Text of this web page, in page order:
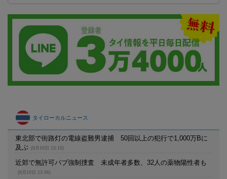
タイローカルニュース
東北部で街路灯の電線盗難男逮捕 50回以上の犯行で1,000万Bに
及ぶ
(8月10日 13:10)
近郊で無許可パブ強制捜査 未成年者多数、32人の薬物陽性者も
(8月10日 13:06)